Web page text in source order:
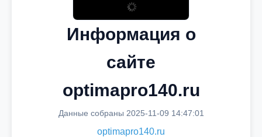
Информация о
сайте
optimapro140.ru
Данные собраны 2025-11-09 14:47:01
optimapro140.ru